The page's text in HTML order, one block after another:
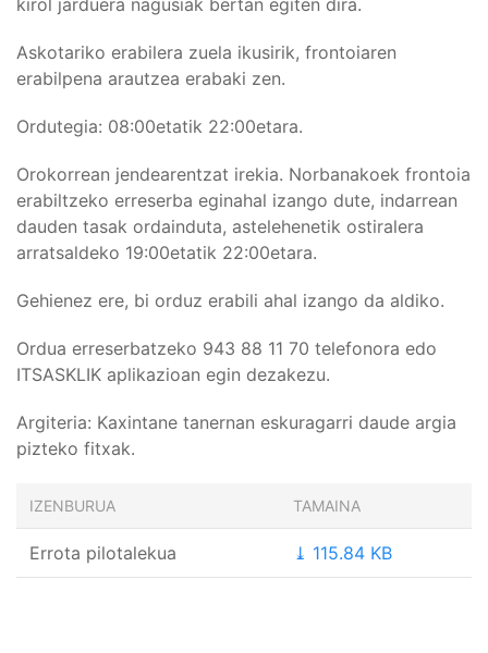
kirol jarduera nagusiak bertan egiten dira.
Askotariko erabilera zuela ikusirik, frontoiaren
erabilpena arautzea erabaki zen.
Ordutegia: 08:00etatik 22:00etara.
Orokorrean jendearentzat irekia. Norbanakoek frontoia
erabiltzeko erreserba eginahal izango dute, indarrean
dauden tasak ordainduta, astelehenetik ostiralera
arratsaldeko 19:00etatik 22:00etara.
Gehienez ere, bi orduz erabili ahal izango da aldiko.
Ordua erreserbatzeko 943 88 11 70 telefonora edo
ITSASKLIK aplikazioan egin dezakezu.
Argiteria: Kaxintane tanernan eskuragarri daude argia
pizteko fitxak.
IZENBURUA TAMAINA
Errota pilotalekua ⤓ 115.84 KB